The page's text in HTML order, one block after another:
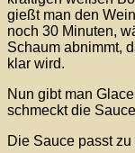
gießt man den
noch 30 Minuten,
Schaum abnimmt,
klar wird.
Nun gibt man
schmeckt die
Die Sauce passt